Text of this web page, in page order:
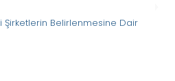
Şirketlerin Belirlenmesine Dair